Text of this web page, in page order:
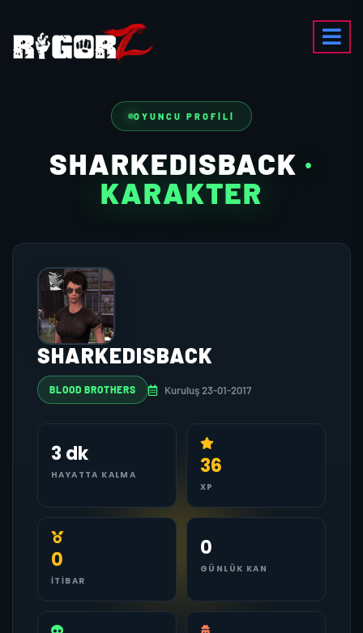
OYUNCU PROFILI
SHARKEDISBACK ·
KARAKTER
SHARKEDISBACK
BLOOD BROTHERS Kuruluş 23-01-2017
3 dk
HAYATTA KALMA 36
XP
0
İTIBAR
0
GÜNLÜK KAN